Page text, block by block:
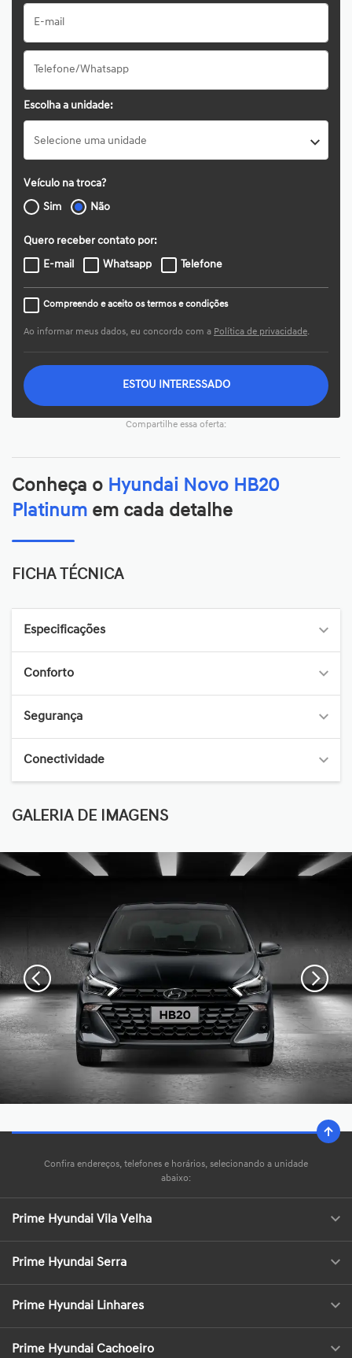
Escolha a unidade:
Selecione uma unidade
Veículo na troca?
Sim
Não
Quero receber contato por:
E-mail
Whatsapp Telefone
Compreendo e aceito os termos e condições
Ao informar meus dados, eu concordo com a Política de privacidade.
ESTOU INTERESSADO
Compartilhe essa oferta:
Conheça o Hyundai Novo HB20
Platinum em cada detalhe
FICHA TÉCNICA
Especificações
Conforto
Segurança
Conectividade
GALERIA DE IMAGENS
Confira endereços, telefones e horários, selecionando a unidade
abaixo:
Prime Hyundai Vila Velha
Prime Hyundai Serra
Prime Hyundai Linhares
Prime Hyundai Cachoeiro